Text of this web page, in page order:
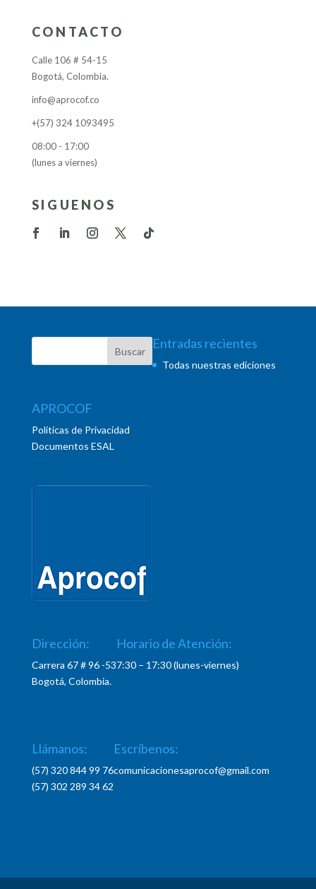
CONTACTO
Calle 106 # 54-15
Bogotá, Colombia.
info@aprocof.co
+(57) 324 1093495
08:00 - 17:00
(lunes a viernes)
SIGUENOS
Entradas recientes
Todas nuestras ediciones
APROCOF
Políticas de Privacidad
Documentos ESAL
Dirección:
Carrera 67 # 96 -53
Bogotá, Colombia.
Horario de Atención:
7:30 – 17:30 (lunes-viernes)
Llámanos:
(57) 320 844 99 76
(57) 302 289 34 62
Escríbenos:
comunicacionesaprocof@gmail.com